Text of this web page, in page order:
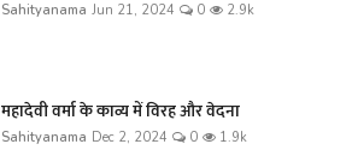
Sahityanama Jun 21, 2024 0 2.9k
महादेवी वर्मा के काव्य में विरह और वेदना
Sahityanama Dec 2, 2024 0 1.9k